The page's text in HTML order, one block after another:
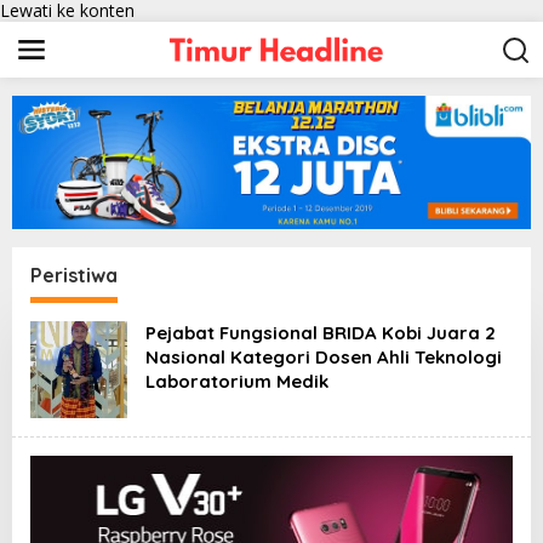
Lewati ke konten
Peristiwa
Pejabat Fungsional BRIDA Kobi Juara 2
Nasional Kategori Dosen Ahli Teknologi
Laboratorium Medik